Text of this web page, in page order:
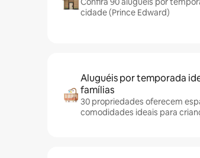
cidade (Prince Edward)
Aluguéis por temporada
famílias
30 propriedades oferecem
comodidades ideais para